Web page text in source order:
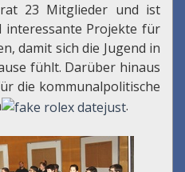
23 Mitglieder und ist
interessante Projekte für
damit sich die Jugend in
fühlt. Darüber hinaus
die kommunalpolitische
.